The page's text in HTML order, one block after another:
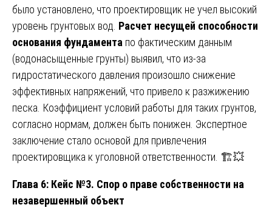
было установлено, что проектировщик не учел высокий
уровень грунтовых вод. Расчет несущей способности
основания фундамента по фактическим данным
(водонасыщенные грунты) выявил, что из-за
гидростатического давления произошло снижение
эффективных напряжений, что привело к разжижению
песка. Коэффициент условий работы для таких грунтов,
согласно нормам, должен быть понижен. Экспертное
заключение стало основой для привлечения
проектировщика к уголовной ответственности. 🏗️💥
Глава 6: Кейс №3. Спор о праве собственности на
незавершенный объект